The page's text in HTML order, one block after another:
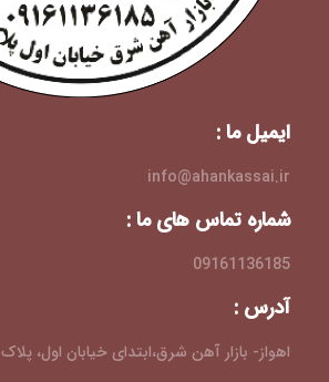
ایمیل ما :
info@ahankassai.ir
شماره تماس های ما :
09161136185
آدرس :
اهواز- بازار آهن شرق،ابتدای خیابان اول، پلاک 143